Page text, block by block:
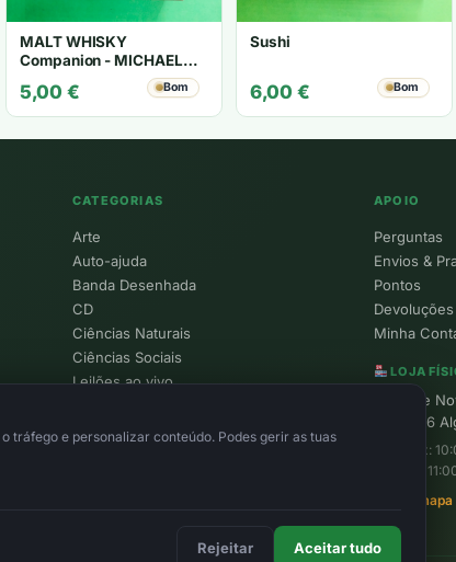
MALT WHISKY
Companion - MICHAEL
5,00 € Bom
Sushi
6,00 € Bom
CATEGORIAS
Arte
Auto-ajuda
Banda Desenhada
CD
Ciências Naturais
Ciências Sociais
Leilões ao vivo
APOIO
Perguntas
Envios &
Pontos
Devoluções
Minha
LOJA
R. 25 de
1495-156
Seg–Sex:
Sábado:
Ver no
tráfego e personalizar conteúdo. Podes gerir as tuas
Rejeitar Aceitar tudo